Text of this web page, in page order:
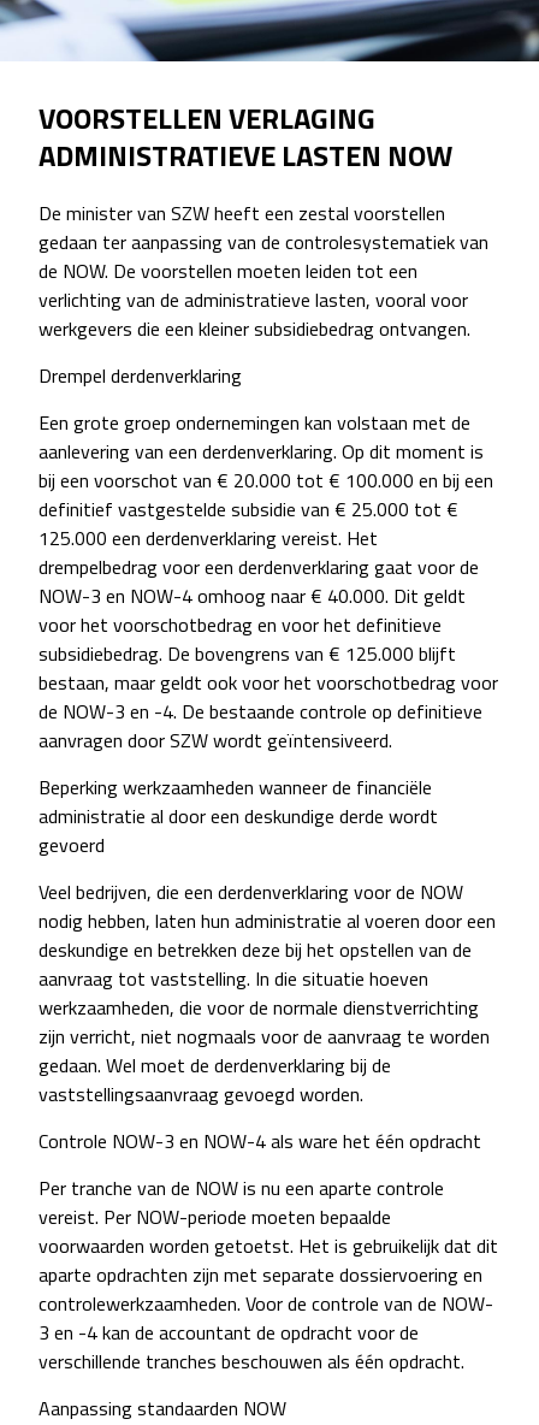
VOORSTELLEN VERLAGING
ADMINISTRATIEVE LASTEN NOW
De minister van SZW heeft een zestal voorstellen
gedaan ter aanpassing van de controlesystematiek van
de NOW. De voorstellen moeten leiden tot een
verlichting van de administratieve lasten, vooral voor
werkgevers die een kleiner subsidiebedrag ontvangen.
Drempel derdenverklaring
Een grote groep ondernemingen kan volstaan met de
aanlevering van een derdenverklaring. Op dit moment is
bij een voorschot van € 20.000 tot € 100.000 en bij een
definitief vastgestelde subsidie van € 25.000 tot €
125.000 een derdenverklaring vereist. Het
drempelbedrag voor een derdenverklaring gaat voor de
NOW-3 en NOW-4 omhoog naar € 40.000. Dit geldt
voor het voorschotbedrag en voor het definitieve
subsidiebedrag. De bovengrens van € 125.000 blijft
bestaan, maar geldt ook voor het voorschotbedrag voor
de NOW-3 en -4. De bestaande controle op definitieve
aanvragen door SZW wordt geïntensiveerd.
Beperking werkzaamheden wanneer de financiële
administratie al door een deskundige derde wordt
gevoerd
Veel bedrijven, die een derdenverklaring voor de NOW
nodig hebben, laten hun administratie al voeren door een
deskundige en betrekken deze bij het opstellen van de
aanvraag tot vaststelling. In die situatie hoeven
werkzaamheden, die voor de normale dienstverrichting
zijn verricht, niet nogmaals voor de aanvraag te worden
gedaan. Wel moet de derdenverklaring bij de
vaststellingsaanvraag gevoegd worden.
Controle NOW-3 en NOW-4 als ware het één opdracht
Per tranche van de NOW is nu een aparte controle
vereist. Per NOW-periode moeten bepaalde
voorwaarden worden getoetst. Het is gebruikelijk dat dit
aparte opdrachten zijn met separate dossiervoering en
controlewerkzaamheden. Voor de controle van de NOW-
3 en -4 kan de accountant de opdracht voor de
verschillende tranches beschouwen als één opdracht.
Aanpassing standaarden NOW